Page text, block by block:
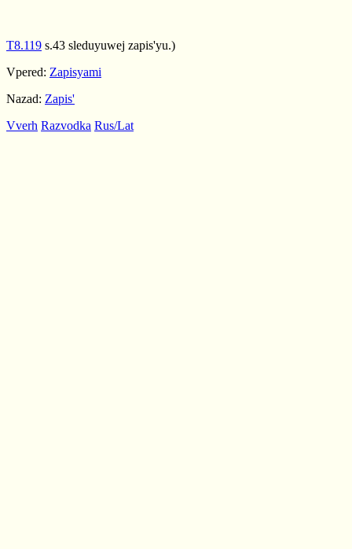
T8.119 s.43 sleduyuwej zapis'yu.)
Vpered: Zapisyami
Nazad: Zapis'
Vverh Razvodka Rus/Lat